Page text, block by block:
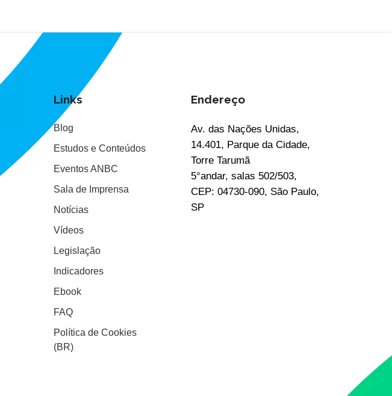
Links
Blog
Estudos e Conteúdos
Eventos ANBC
Sala de Imprensa
Notícias
Vídeos
Legislação
Indicadores
Ebook
FAQ
Política de Cookies
(BR)
Endereço
Av. das Nações Unidas,
14.401, Parque da Cidade,
Torre Tarumã
5°andar, salas 502/503,
CEP: 04730-090, São Paulo,
SP